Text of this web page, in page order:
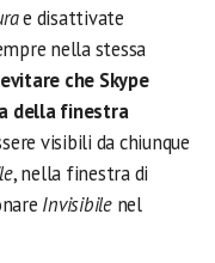
ae disattivate
nella stessa
che Skype
della finestra
visibili da chiunque
, nella finestra di
Invisibilenel